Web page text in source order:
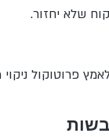
שלא יחזור.
פרוטוקול